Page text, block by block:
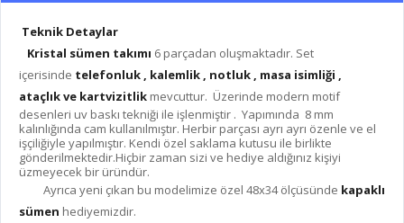
Teknik Detaylar
Kristal sümen takımı 6 parçadan oluşmaktadır. Set
içerisinde telefonluk , kalemlik , notluk , masa isimliği ,
ataçlık ve kartvizitlik mevcuttur. Üzerinde modern motif
desenleri uv baskı tekniği ile işlenmiştir . Yapımında 8 mm
kalınlığında cam kullanılmıştır. Herbir parçası ayrı ayrı özenle ve el
işçiliğiyle yapılmıştır. Kendi özel saklama kutusu ile birlikte
gönderilmektedir.Hiçbir zaman sizi ve hediye aldığınız kişiyi
üzmeyecek bir üründür.
Ayrıca yeni çıkan bu modelimize özel 48x34 ölçüsünde kapaklı
sümen hediyemizdir.